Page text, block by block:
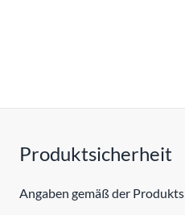
Produktsicherheit
Angaben gemäß der